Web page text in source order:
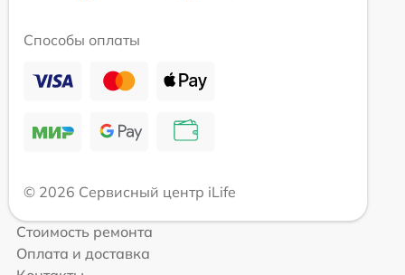
Способы оплаты
© 2026 Сервисный центр iLife
Стоимость ремонта
Оплата и доставка